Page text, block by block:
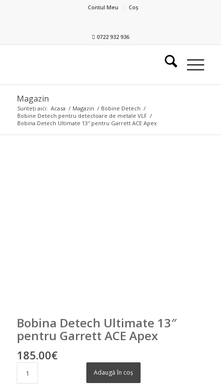
Contul Meu Coș
0722 932 936
Magazin
Sunteți aici: Acasa / Magazin / Bobine Detech /
Bobine Detech pentru detectoare de metale VLF /
Bobina Detech Ultimate 13″ pentru Garrett ACE Apex
Bobina Detech Ultimate 13″
pentru Garrett ACE Apex
185.00€
Adaugă în coș